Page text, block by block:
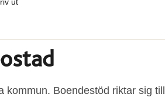
kommun. Boendestöd riktar sig